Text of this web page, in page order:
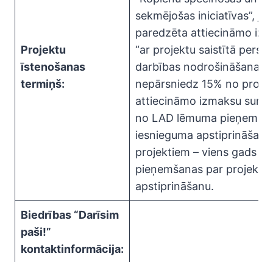
Projektu
īstenošanas
termiņš:
sekmējošas iniciatīvas”, ja
paredzēta attiecināmo
“ar projektu saistītā
darbības nodrošināšanas
nepārsniedz 15% no
attiecināmo izmaksu
no LAD lēmuma
iesnieguma
projektiem – viens gads
pieņemšanas par projekta
apstiprināšanu.
Biedrības “Darīsim
paši!”
kontaktinformācija: